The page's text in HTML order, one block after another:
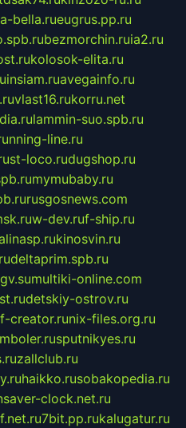
bella.rueugrus.pp.ru
bezmorchin.ruia2.ru
kolosok-elita.ru
insiam.ruavegainfo.ru
vlast16.rukorru.net
lammin-suo.spb.ru
line.ru
loco.rudugshop.ru
mymubaby.ru
rusgosnews.com
w-dev.ruf-ship.ru
kinosvin.ru
deltaprim.spb.ru
multiki-online.com
detskiy-ostrov.ru
creator.runix-files.org.ru
sputnikyes.ru
zallclub.ru
haikko.rusobakopedia.ru
clock.net.ru
7bit.pp.rukalugatur.ru